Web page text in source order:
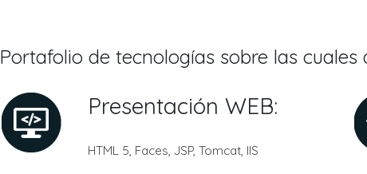
Portafolio de tecnologías sobre las cuales
Presentación WEB:
HTML 5, Faces, JSP, Tomcat, IIS